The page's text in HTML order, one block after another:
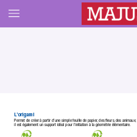
L’origami
Permet de créer à partir d’une simple feuille de papier, des ﬂeurs, des animaux;
il est également un support idéal pour l’initiation à la géométrie élémentaire.